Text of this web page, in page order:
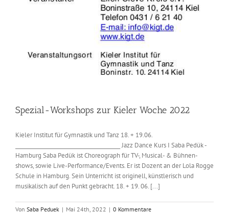
Spezial-Workshops zur Kieler Woche 2022
Kieler Institut für Gymnastik und Tanz 18. + 19.06.
_________________________________________ Jazz Dance Kurs I Saba Pedük -
Hamburg Saba Pedük ist Choreograph für TV-, Musical- & Bühnen-
shows, sowie Live-Performance/Events. Er ist Dozent an der Lola Rogge
Schule in Hamburg. Sein Unterricht ist originell, künstlerisch und
musikalisch auf den Punkt gebracht. 18. + 19. 06. [...]
Von Saba Peduek | Mai 24th, 2022 | 0 Kommentare